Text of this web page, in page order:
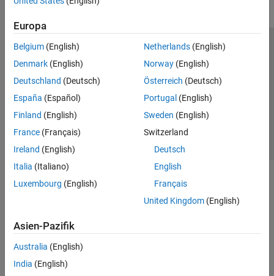
Europa
Belgium (English)
Denmark (English)
Deutschland (Deutsch)
España (Español)
Finland (English)
France (Français)
Ireland (English)
Italia (Italiano)
Luxembourg (English)
Netherlands(English)
Norway(English)
Österreich (Deutsch)
Portugal (English)
Sweden (English)
Switzerland
Deutsch
English
Français
United Kingdom(English)
Asien-Pazifik
Australia (English)
India (English)
Trust Center
Datenschutz-Richtlinien
Datendiebstahl verhindern
Status von Anwendungen
© 1994-2026 The MathWorks, Inc.
Website auswählen
Deutschland